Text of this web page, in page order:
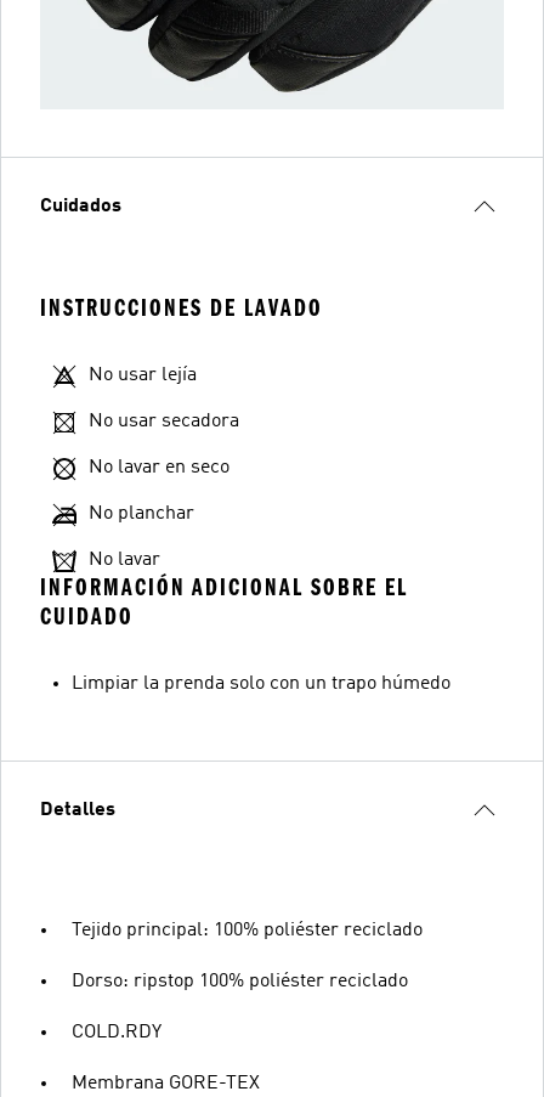
Cuidados
INSTRUCCIONES DE LAVADO
No usar lejía
No usar secadora
No lavar en seco
No planchar
No lavar
INFORMACIÓN ADICIONAL SOBRE EL
CUIDADO
Limpiar la prenda solo con un trapo húmedo
Detalles
Tejido principal: 100% poliéster reciclado
Dorso: ripstop 100% poliéster reciclado
COLD.RDY
Membrana GORE-TEX